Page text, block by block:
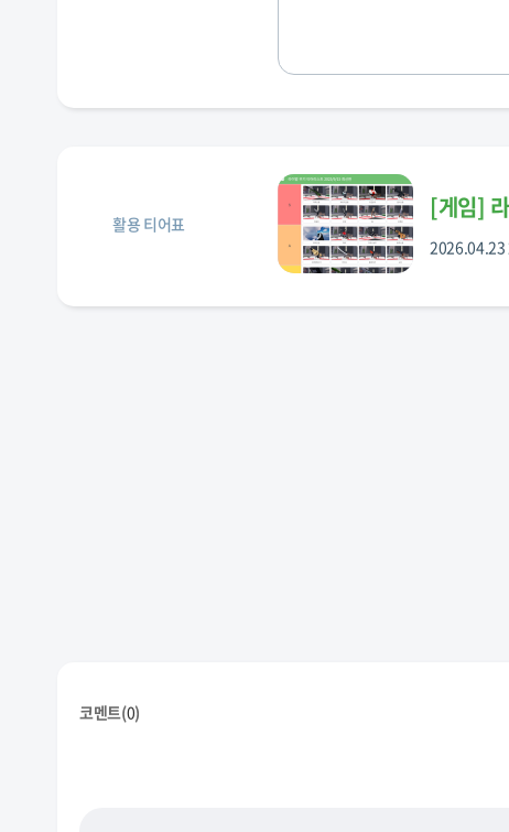
활용 티어표
[게임]
2026.04.23
코멘트(0)